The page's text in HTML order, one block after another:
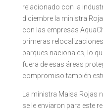
relacionado con la
diciembre la ministra
con las empresas
primeras
parques nacionales, lo
fuera de esas áreas
compromiso también
La ministra Maisa Rojas
se le enviaron para este